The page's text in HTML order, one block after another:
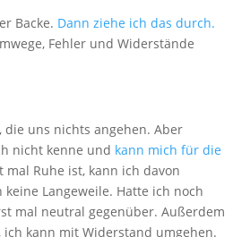
Backe. Dann ziehe ich das durch.
Fehler und Widerstände
die uns nichts angehen. Aber
nicht kenne und kann mich für die
Ruhe ist, kann ich davon
Langeweile. Hatte ich noch
mal neutral gegenüber. Außerdem
ich kann mit Widerstand umgehen.